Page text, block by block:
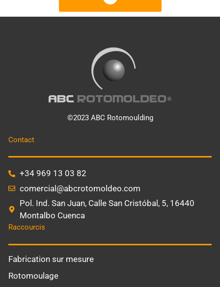
©2023 ABC Rotomoulding
Contact
+34 969 13 03 82
comercial@abcrotomoldeo.com
Pol. Ind. San Juan, Calle San Cristóbal, 5, 16440
Montalbo Cuenca
Raccourcis
Fabrication sur mesure
Rotomoulage